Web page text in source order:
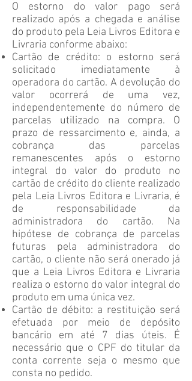
O estorno do valor pago será
realizado após a chegada e análise
do produto pela Leia Livros Editora e
Livraria conforme abaixo:
Cartão de crédito: o estorno será
solicitado imediatamente à
operadora do cartão. A devolução do
valor ocorrerá de uma vez,
independentemente do número de
parcelas utilizado na compra. O
prazo de ressarcimento e, ainda, a
cobrança das parcelas
remanescentes após o estorno
integral do valor do produto no
cartão de crédito do cliente realizado
pela Leia Livros Editora e Livraria, é
de responsabilidade da
administradora do cartão. Na
hipótese de cobrança de parcelas
futuras pela administradora do
cartão, o cliente não será onerado já
que a Leia Livros Editora e Livraria
realiza o estorno do valor integral do
produto em uma única vez.
Cartão de débito: a restituição será
efetuada por meio de depósito
bancário em até 7 dias úteis. É
necessário que o CPF do titular da
conta corrente seja o mesmo que
consta no pedido.